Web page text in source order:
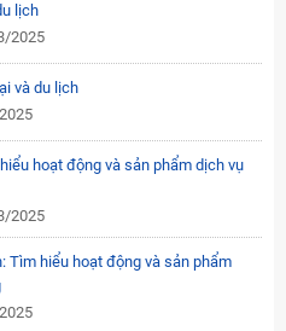
lịch
2025
và du lịch
hoạt động và sản phẩm dịch vụ
2025
Tìm hiểu hoạt động và sản phẩm